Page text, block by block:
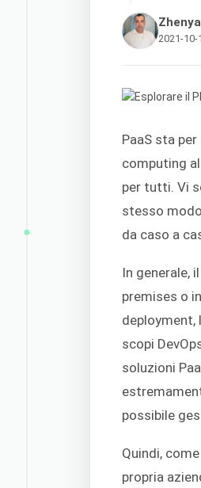
2021-10-
PaaS sta
computing
per tutti. Vi
stesso
da caso a
In generale,
premises o
deployment,
scopi
soluzioni
possibile
Quindi,
propria